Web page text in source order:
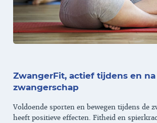
ZwangerFit, actief tijdens en
zwangerschap
Voldoende sporten en bewegen tijdens de
heeft positieve effecten. Fitheid en